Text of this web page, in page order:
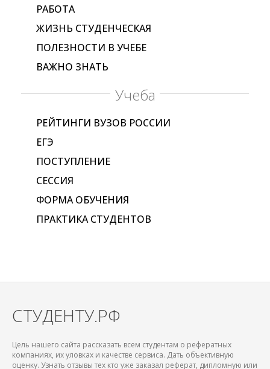
РАБОТА
ЖИЗНЬ СТУДЕНЧЕСКАЯ
ПОЛЕЗНОСТИ В УЧЕБЕ
ВАЖНО ЗНАТЬ
Учеба
РЕЙТИНГИ ВУЗОВ РОССИИ
ЕГЭ
ПОСТУПЛЕНИЕ
СЕССИЯ
ФОРМА ОБУЧЕНИЯ
ПРАКТИКА СТУДЕНТОВ
СТУДЕНТУ.РФ
Цель нашего сайта рассказать всем студентам о рефератных
компаниях, их уловках и качестве сервиса. Дать объективную
оценку. Узнать отзывы тех кто уже заказал реферат, дипломную или